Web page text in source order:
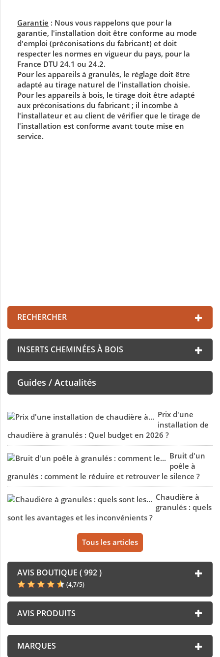
Garantie : Nous vous rappelons que pour la
garantie, l'installation doit être conforme au mode
d'emploi (préconisations du fabricant) et doit
respecter les normes en vigueur du pays, pour la
France DTU 24.1 ou 24.2.
Pour les appareils à granulés, le réglage doit être
adapté au tirage naturel de l'installation choisie.
Pour les appareils à bois, le tirage doit être adapté
aux préconisations du fabricant ; il incombe à
l'installateur et au client de vérifier que le tirage de
l'installation est conforme avant toute mise en
service.
RECHERCHER
INSERTS CHEMINÉES À BOIS
Guides / Actualités
Prix d'une
installation de
chaudière à granulés : Quel budget en 2026 ?
Bruit d'un
poêle à
granulés : comment le réduire et retrouver le silence ?
Chaudière à
granulés : quels
sont les avantages et les inconvénients ?
Tous les articles
AVIS BOUTIQUE ( 992 )
(4,7/5)
AVIS PRODUITS
MARQUES